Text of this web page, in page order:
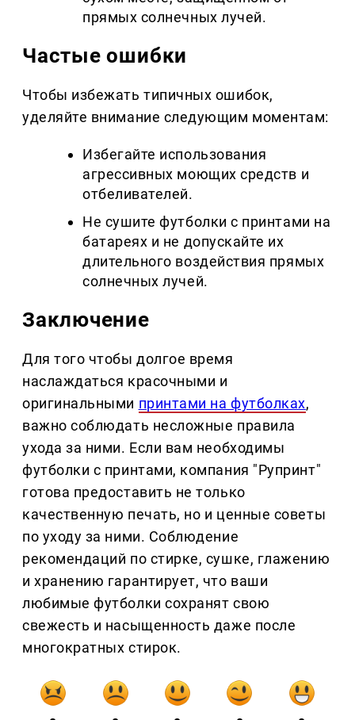
прямых солнечных лучей.
Частые ошибки
Чтобы избежать типичных ошибок,
уделяйте внимание следующим моментам:
Избегайте использования
агрессивных моющих средств и
отбеливателей.
Не сушите футболки с принтами на
батареях и не допускайте их
длительного воздействия прямых
солнечных лучей.
Заключение
Для того чтобы долгое время
наслаждаться красочными и
оригинальными принтами на футболках,
важно соблюдать несложные правила
ухода за ними. Если вам необходимы
футболки с принтами, компания "Рупринт"
готова предоставить не только
качественную печать, но и ценные советы
по уходу за ними. Соблюдение
рекомендаций по стирке, сушке, глажению
и хранению гарантирует, что ваши
любимые футболки сохранят свою
свежесть и насыщенность даже после
многократных стирок.